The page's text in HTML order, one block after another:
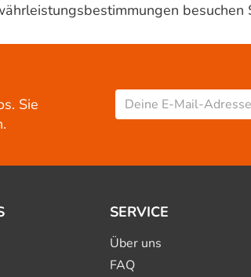
besuchen
Sie
SERVICE
Über uns
FAQ